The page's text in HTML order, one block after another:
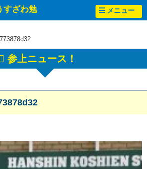
ざわ勉 メニュー
参上ニュース！